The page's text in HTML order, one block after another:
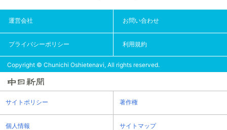
運営会社 お問い合わせ
プライバシーポリシー 利用規約
Copyright © Chunichi Oshietenavi, All rights reserved.
サイトポリシー 著作権
個人情報 サイトマップ